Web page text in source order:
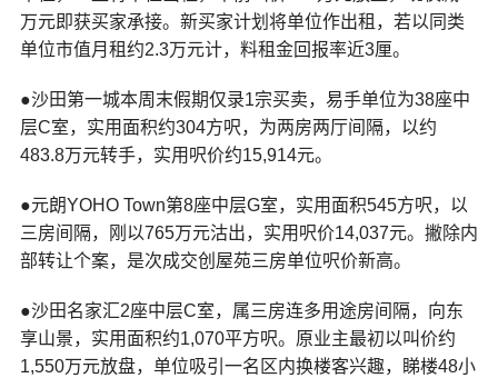
万元即获买家承接。新买家计划将单位作出租，若以同类
单位市值月租约2.3万元计，料租金回报率近3厘。
●沙田第一城本周末假期仅录1宗买卖，易手单位为38座中
层C室，实用面积约304方呎，为两房两厅间隔，以约
483.8万元转手，实用呎价约15,914元。
●元朗YOHO Town第8座中层G室，实用面积545方呎，以
三房间隔，刚以765万元沽出，实用呎价14,037元。撇除内
部转让个案，是次成交创屋苑三房单位呎价新高。
●沙田名家汇2座中层C室，属三房连多用途房间隔，向东
享山景，实用面积约1,070平方呎。原业主最初以叫价约
1,550万元放盘，单位吸引一名区内换楼客兴趣，睇楼48小